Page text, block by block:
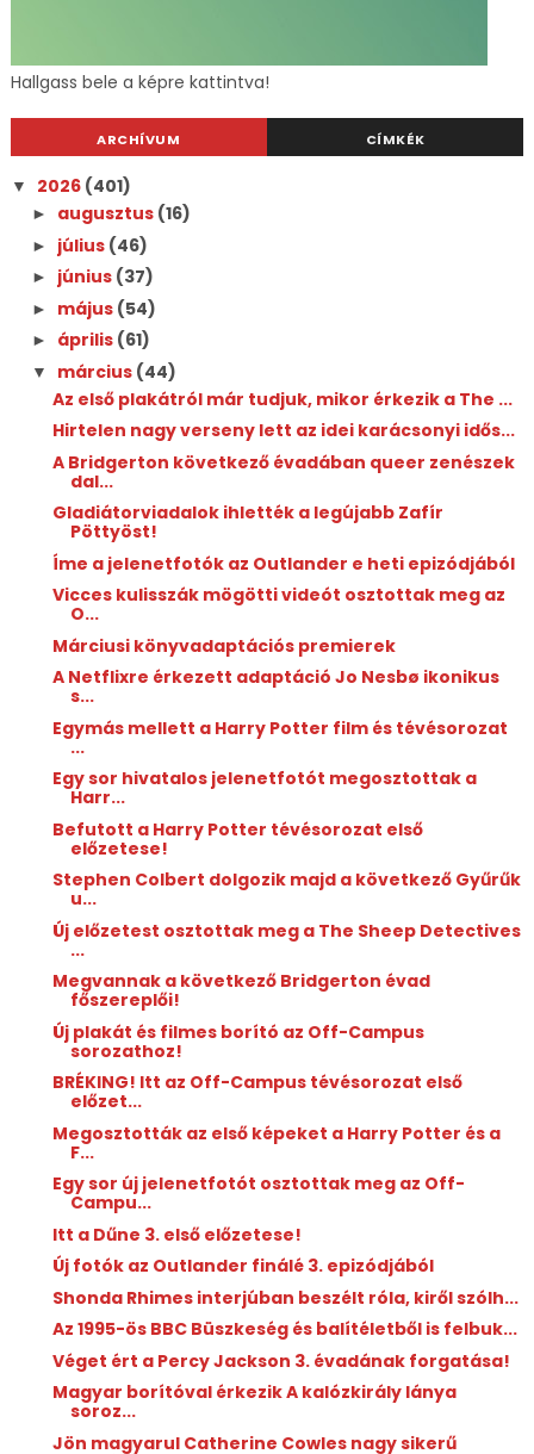
Hallgass bele a képre kattintva!
ARCHÍVUM CÍMKÉK
▼ 2026 (401)
► augusztus (16)
► július (46)
► június (37)
► május (54)
► április (61)
▼ március (44)
Az első plakátról már tudjuk, mikor érkezik a The ...
Hirtelen nagy verseny lett az idei karácsonyi idős...
A Bridgerton következő évadában queer zenészek
dal...
Gladiátorviadalok ihlették a legújabb Zafír
Pöttyöst!
Íme a jelenetfotók az Outlander e heti epizódjából
Vicces kulisszák mögötti videót osztottak meg az
O...
Márciusi könyvadaptációs premierek
A Netflixre érkezett adaptáció Jo Nesbø ikonikus
s...
Egymás mellett a Harry Potter film és tévésorozat
...
Egy sor hivatalos jelenetfotót megosztottak a
Harr...
Befutott a Harry Potter tévésorozat első
előzetese!
Stephen Colbert dolgozik majd a következő Gyűrűk
u...
Új előzetest osztottak meg a The Sheep Detectives
...
Megvannak a következő Bridgerton évad
főszereplői!
Új plakát és filmes borító az Off-Campus
sorozathoz!
BRÉKING! Itt az Off-Campus tévésorozat első
előzet...
Megosztották az első képeket a Harry Potter és a
F...
Egy sor új jelenetfotót osztottak meg az Off-
Campu...
Itt a Dűne 3. első előzetese!
Új fotók az Outlander finálé 3. epizódjából
Shonda Rhimes interjúban beszélt róla, kiről szólh...
Az 1995-ös BBC Büszkeség és balítéletből is felbuk...
Véget ért a Percy Jackson 3. évadának forgatása!
Magyar borítóval érkezik A kalózkirály lánya
soroz...
Jön magyarul Catherine Cowles nagy sikerű